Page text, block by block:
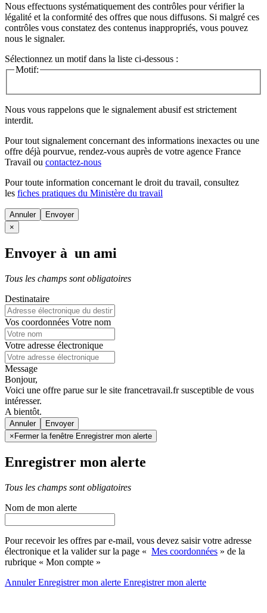
Nous effectuons systématiquement des contrôles pour vérifier la
légalité et la conformité des offres que nous diffusons. Si malgré ces
contrôles vous constatez des contenus inappropriés, vous pouvez
nous le signaler.
Sélectionnez un motif dans la liste ci-dessous :
Motif:
Nous vous rappelons que le signalement abusif est strictement
interdit.
Pour tout signalement concernant des informations inexactes ou une
offre déjà pourvue, rendez-vous auprès de votre agence France
Travail ou contactez-nous
Pour toute information concernant le droit du travail, consultez
les fiches pratiques du Ministère du travail
Annuler
×
Envoyer à un ami
Tous les champs sont obligatoires
Destinataire
Vos coordonnées Votre nom
Votre adresse électronique
Message
Bonjour,
Voici une offre parue sur le site francetravail.fr susceptible de vous
intéresser.
A bientôt.
Annuler
× Fermer la fenêtre Enregistrer mon alerte
Enregistrer mon alerte
Tous les champs sont obligatoires
Nom de mon alerte
Pour recevoir les offres par e-mail, vous devez saisir votre adresse
électronique et la valider sur la page « Mes coordonnées » de la
rubrique « Mon compte »
AnnulerEnregistrer mon alerte Enregistrermon alerte